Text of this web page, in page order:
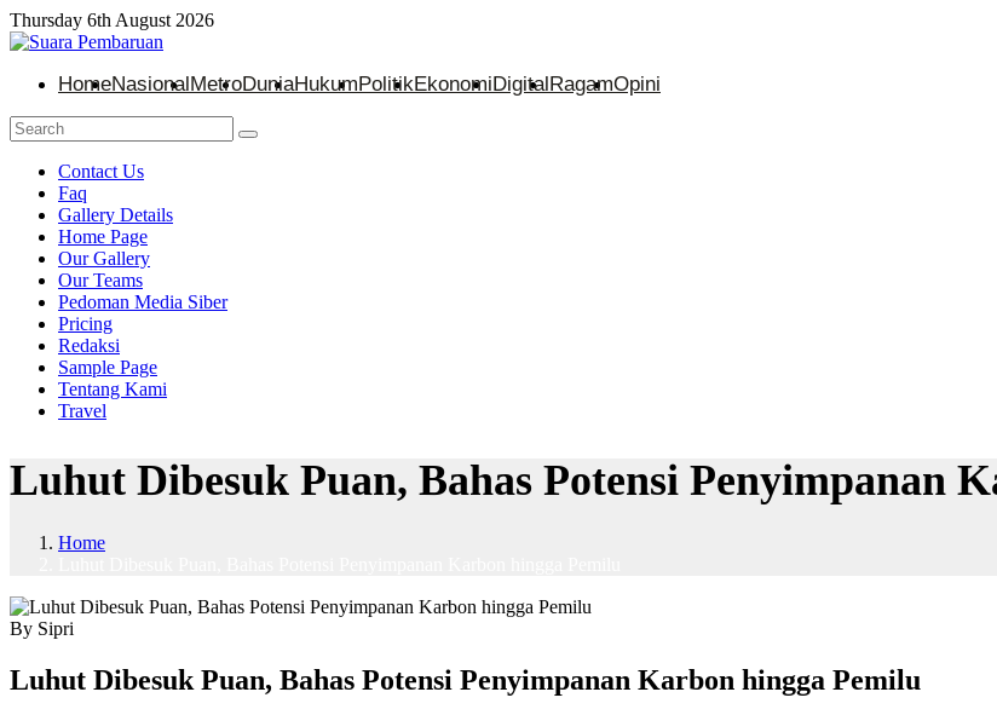
Thursday 6th August 2026
HomeNasionalMetroDuniaHukumPolitikEkonomiDigitalRagamOpini
Contact Us
Faq
Gallery Details
Home Page
Our Gallery
Our Teams
Pedoman Media Siber
Pricing
Redaksi
Sample Page
Tentang Kami
Travel
Luhut Dibesuk Puan, Bahas Potensi Penyimpanan
Home
By Sipri
Luhut Dibesuk Puan, Bahas Potensi Penyimpanan Karbon hingga Pemilu